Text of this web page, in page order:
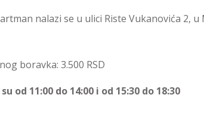
nalazi se u ulici Riste Vukanovića 2, u
boravka: 3.500 RSD
od 11:00 do 14:00 i od 15:30 do 18:30